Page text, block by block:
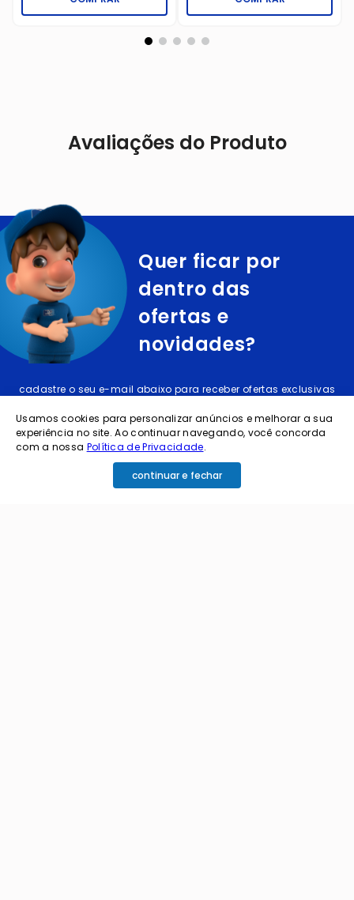
Avaliações do Produto
Quer ficar por
dentro das
ofertas e
novidades?
cadastre o seu e-mail abaixo para receber ofertas exclusivas
Usamos cookies para personalizar anúncios e melhorar a sua
experiência no site. Ao continuar navegando, você concorda
com a nossa Política de Privacidade.
continuar e fechar